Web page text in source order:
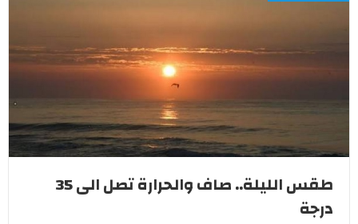
طقس الليلة.. صاف والحرارة تصل الى 35
درجة